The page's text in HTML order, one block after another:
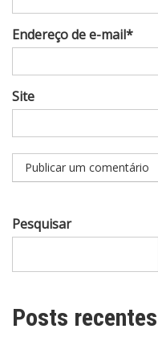
Endereço de e-mail*
Site
Pesquisar
Posts recentes